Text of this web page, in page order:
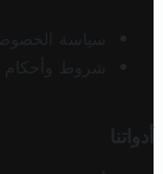
سياسة
شروط وأحكام
أدواتنا